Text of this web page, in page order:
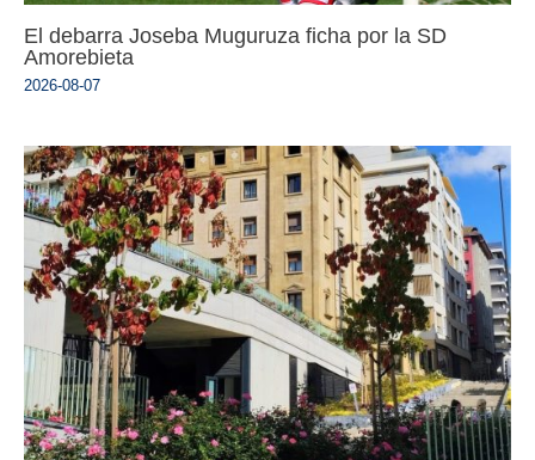
El debarra Joseba Muguruza ficha por la SD
Amorebieta
2026-08-07